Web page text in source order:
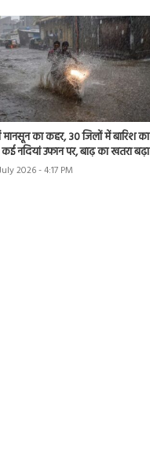
का कहर, 30 जिलों में बारिश का
नदियां उफान पर, बाढ़ का खतरा बढ़ा
2026 - 4:17 PM